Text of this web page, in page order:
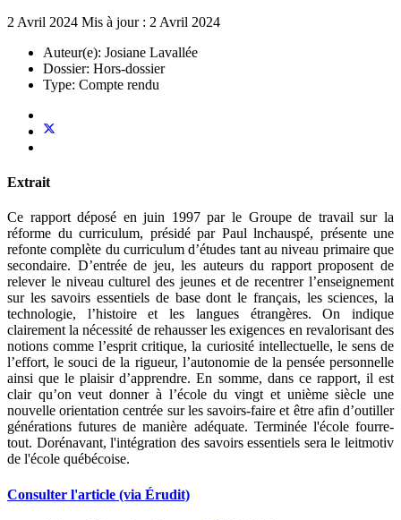
2 Avril 2024 Mis à jour : 2 Avril 2024
Auteur(e): Josiane Lavallée
Dossier: Hors-dossier
Type: Compte rendu
Extrait
Ce rapport déposé en juin 1997 par le Groupe de travail sur la
réforme du curriculum, présidé par Paul lnchauspé, présente une
refonte complète du curriculum d’études tant au niveau primaire que
secondaire. D’entrée de jeu, les auteurs du rapport proposent de
relever le niveau culturel des jeunes et de recentrer l’enseignement
sur les savoirs essentiels de base dont le français, les sciences, la
technologie, l’histoire et les langues étrangères. On indique
clairement la nécessité de rehausser les exigences en revalorisant des
notions comme l’esprit critique, la curiosité intellectuelle, le sens de
l’effort, le souci de la rigueur, l’autonomie de la pensée personnelle
ainsi que le plaisir d’apprendre. En somme, dans ce rapport, il est
clair qu’on veut donner à l’école du vingt et unième siècle une
nouvelle orientation centrée sur les savoirs-faire et être afin d’outiller
générations futures de manière adéquate. Terminée l'école fourre-
tout. Dorénavant, l'intégration des savoirs essentiels sera le leitmotiv
de l'école québécoise.
Consulter l'article (via Érudit)